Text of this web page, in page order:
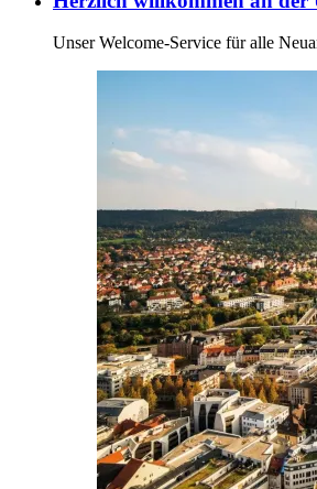
Unser Welcome-Service für alle